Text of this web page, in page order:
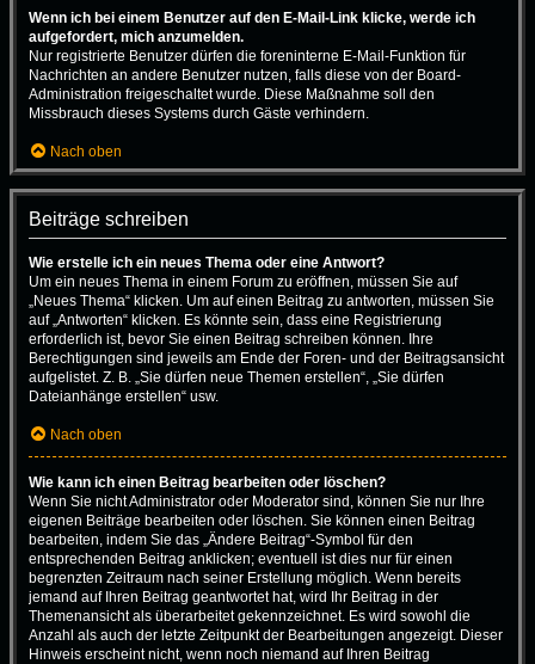
Wenn ich bei einem Benutzer auf den E-Mail-Link klicke, werde ich
aufgefordert, mich anzumelden.
Nur registrierte Benutzer dürfen die foreninterne E-Mail-Funktion für
Nachrichten an andere Benutzer nutzen, falls diese von der Board-
Administration freigeschaltet wurde. Diese Maßnahme soll den
Missbrauch dieses Systems durch Gäste verhindern.
Nach oben
Beiträge schreiben
Wie erstelle ich ein neues Thema oder eine Antwort?
Um ein neues Thema in einem Forum zu eröffnen, müssen Sie auf
„Neues Thema“ klicken. Um auf einen Beitrag zu antworten, müssen Sie
auf „Antworten“ klicken. Es könnte sein, dass eine Registrierung
erforderlich ist, bevor Sie einen Beitrag schreiben können. Ihre
Berechtigungen sind jeweils am Ende der Foren- und der Beitragsansicht
aufgelistet. Z. B. „Sie dürfen neue Themen erstellen“, „Sie dürfen
Dateianhänge erstellen“ usw.
Nach oben
Wie kann ich einen Beitrag bearbeiten oder löschen?
Wenn Sie nicht Administrator oder Moderator sind, können Sie nur Ihre
eigenen Beiträge bearbeiten oder löschen. Sie können einen Beitrag
bearbeiten, indem Sie das „Ändere Beitrag“-Symbol für den
entsprechenden Beitrag anklicken; eventuell ist dies nur für einen
begrenzten Zeitraum nach seiner Erstellung möglich. Wenn bereits
jemand auf Ihren Beitrag geantwortet hat, wird Ihr Beitrag in der
Themenansicht als überarbeitet gekennzeichnet. Es wird sowohl die
Anzahl als auch der letzte Zeitpunkt der Bearbeitungen angezeigt. Dieser
Hinweis erscheint nicht, wenn noch niemand auf Ihren Beitrag